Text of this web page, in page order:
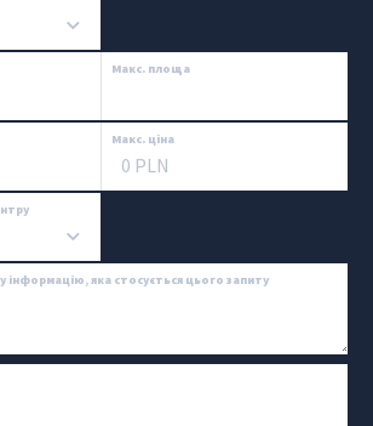
Макс. площа
Макс. ціна
інформацію, яка стосується цього запиту